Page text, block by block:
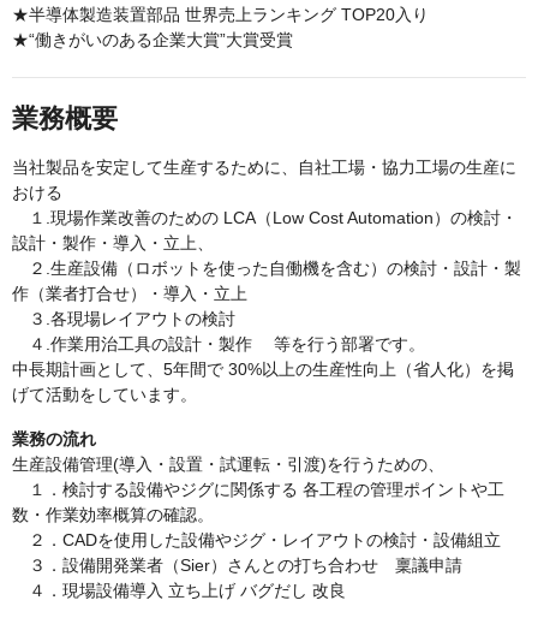
★半導体製造装置部品 世界売上ランキング TOP20入り
★“働きがいのある企業大賞”大賞受賞
業務概要
当社製品を安定して生産するために、自社工場・協力工場の生産に
おける
１.現場作業改善のための LCA（Low Cost Automation）の検討・
設計・製作・導入・立上、
２.生産設備（ロボットを使った自働機を含む）の検討・設計・製
作（業者打合せ）・導入・立上
３.各現場レイアウトの検討
４.作業用治工具の設計・製作 等を行う部署です。
中長期計画として、5年間で 30%以上の生産性向上（省人化）を掲
げて活動をしています。
業務の流れ
生産設備管理(導入・設置・試運転・引渡)を行うための、
１．検討する設備やジグに関係する 各工程の管理ポイントや工
数・作業効率概算の確認。
２．CADを使用した設備やジグ・レイアウトの検討・設備組立
３．設備開発業者（Sier）さんとの打ち合わせ 稟議申請
４．現場設備導入 立ち上げ バグだし 改良